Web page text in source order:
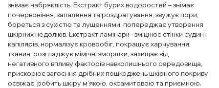
знімає набряклість. Екстракт бурих водоростей – знімає
почервоніння, запалення та роздратування, звужує пори,
бореться з сухістю та лущеннями, попереджає утворення
шкірних недоліків. Екстракт ламінарії - зміцнює стінки судин і
капілярів, нормалізує кровообіг, покращує харчування
тканин, розгладжує мімічні зморшки, захищає від
негативного впливу факторів навколишнього середовища,
прискорює загоєння дрібних пошкоджень шкірного покриву,
освіжає, робить шкіру м'якою, оксамитовою та приємною.